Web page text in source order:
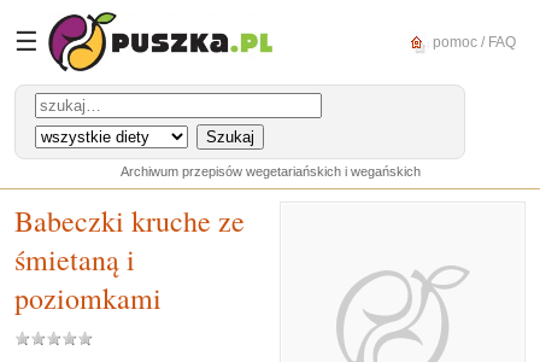
☰ pomoc / FAQ
Archiwum przepisów wegetariańskich i wegańskich
Babeczki kruche ze
śmietaną i
poziomkami